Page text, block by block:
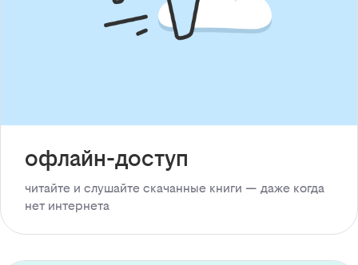
офлайн-доступ
читайте и слушайте скачанные книги — даже когда
нет интернета